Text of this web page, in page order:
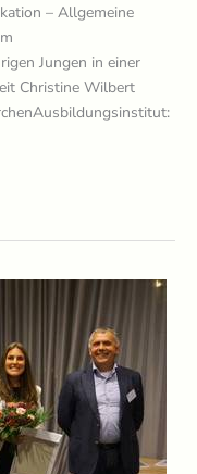
– Allgemeine
Jungen in einer
Christine Wilbert